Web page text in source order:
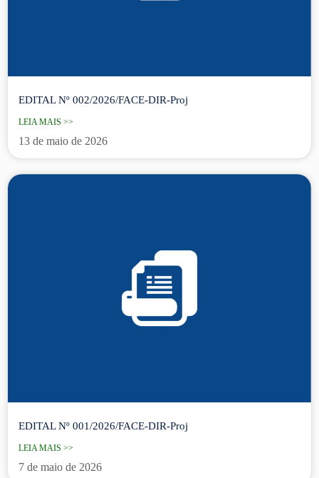
EDITAL Nº 002/2026/FACE-DIR-Proj
LEIA MAIS >>
13 de maio de 2026
EDITAL Nº 001/2026/FACE-DIR-Proj
LEIA MAIS >>
7 de maio de 2026